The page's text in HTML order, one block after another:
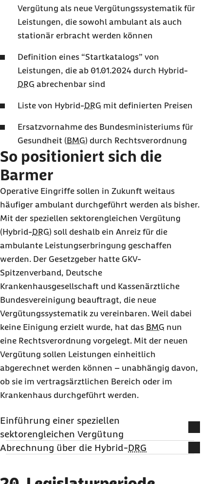
Vergütung als neue Vergütungssystematik für
Leistungen, die sowohl ambulant als auch
stationär erbracht werden können
Definition eines “Startkatalogs” von
Leistungen, die ab 01.01.2024 durch Hybrid-
DRG abrechenbar sind
Liste von Hybrid-DRG mit definierten Preisen
Ersatzvornahme des Bundesministeriums für
Gesundheit (BMG) durch Rechtsverordnung
So positioniert sich die
Barmer
Operative Eingriffe sollen in Zukunft weitaus
häufiger ambulant durchgeführt werden als bisher.
Mit der speziellen sektorengleichen Vergütung
(Hybrid-DRG) soll deshalb ein Anreiz für die
ambulante Leistungserbringung geschaffen
werden. Der Gesetzgeber hatte GKV-
Spitzenverband, Deutsche
Krankenhausgesellschaft und Kassenärztliche
Bundesvereinigung beauftragt, die neue
Vergütungssystematik zu vereinbaren. Weil dabei
keine Einigung erzielt wurde, hat das BMG nun
eine Rechtsverordnung vorgelegt. Mit der neuen
Vergütung sollen Leistungen einheitlich
abgerechnet werden können – unabhängig davon,
ob sie im vertragsärztlichen Bereich oder im
Krankenhaus durchgeführt werden.
Einführung einer speziellen
sektorengleichen Vergütung
Vertragsärztinnen und -ärzte, medizinische Versorgungszentren,
Belegärztinnen und -ärzte sowie Krankenhäuser sollen berechtigt
abzurechnen. Voraussetzung für die Erbringung der
Abrechnung über die Hybrid-DRG
können abgerechnet werden, wenn die Leistungen des